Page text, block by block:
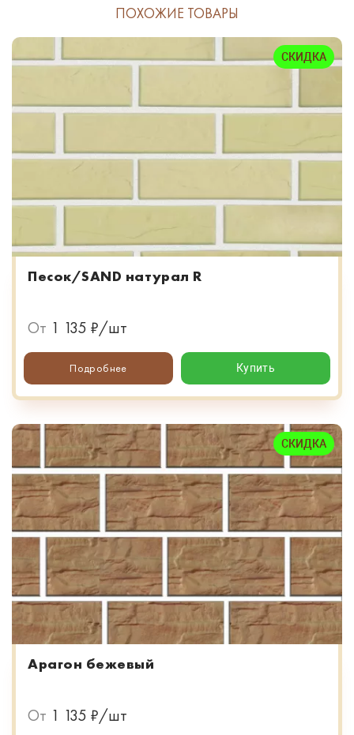
ПОХОЖИЕ ТОВАРЫ
СКИДКА
Песок/SAND натурал R
От 1 135 ₽/шт
Подробнее Купить
СКИДКА
Арагон бежевый
От 1 135 ₽/шт